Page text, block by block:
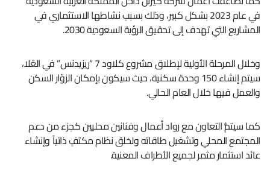
في عام 2023 بشكل كبير، وذلك بسبب نشاطها الاستثماري في
المشاريع التي تهدف إلى تحقيق الرؤية السعودية 2030.
وخلال المرحلة الأولية لإطلاق مشروع كلاود 7 “ريزيدنس” في العُلا،
سيتم إنشاء 150 وحدة سكنية، حيث سيكون بإمكان الزوّار السكن
والعمل فيها خلال العام الحالي.
كما سيتمُّ التعاون مع رواد أعمال وفنانين محليين كجزء من دعم
المجتمع المحلي وتشغيل طاقاته ولخلق نظام مكتفٍ ذاتياً وإنشاء
عائد استثمار مثمر لجميع الأطراف المعنية.